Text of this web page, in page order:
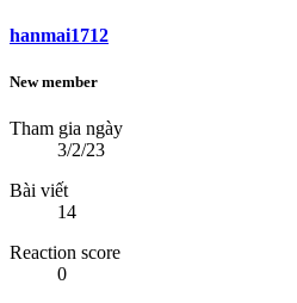
hanmai1712
New member
Tham gia ngày
3/2/23
Bài viết
14
Reaction score
0